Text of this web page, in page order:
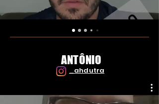
ANTÔNIO
_ahdutra